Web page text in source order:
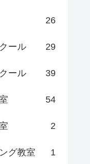
26
ール 29
ール 39
54
2
グ教室 1